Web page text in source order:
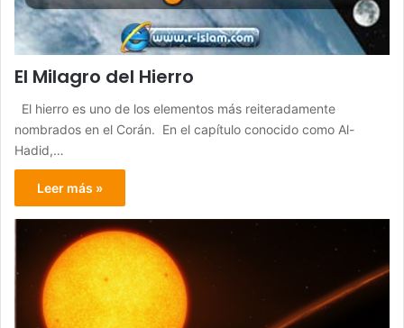
El Milagro del Hierro
El hierro es uno de los elementos más reiteradamente
nombrados en el Corán. En el capítulo conocido como Al-
Hadid,…
Leer más »